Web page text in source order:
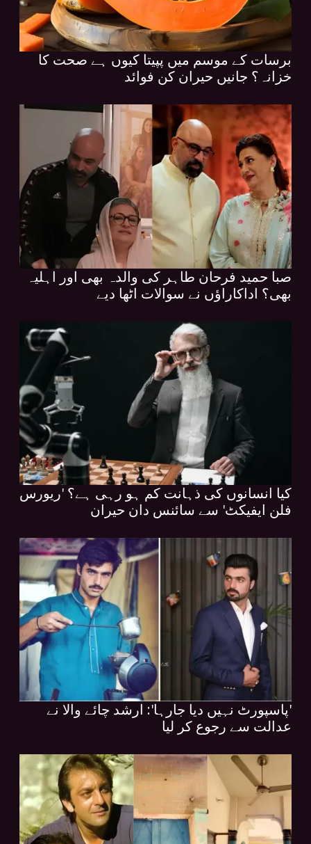
برسات کے موسم میں پپیتا کیوں ہے صحت کا
خزانہ؟ جانیں حیران کن فوائد
صبا حمید فرحان طاہر کی والدہ بھی اور اہلیہ
بھی؟ اداکاراؤں نے سوالات اٹھا دیے
کیا انسانوں کی ذہانت کم ہو رہی ہے؟ 'ریورس
فلن ایفیکٹ' سے سائنس دان حیران
'پاسپورٹ نہیں دیا جارہا': ارشد چائے والا نے
عدالت سے رجوع کر لیا